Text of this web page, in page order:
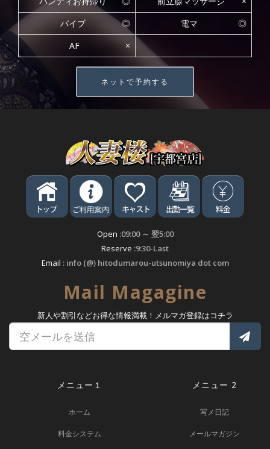
バイブ
◎ 電マ
◎
AF
×
ネットで予約する
Open :09:00 ～ 翌5:00
Reserve :9:30-Last
Email : info (@) hitodumarou-utsunomiya dot com
Mail Magagine
新人や割引などお得な情報満載！メルマガ登録はコチラ
メニュー１
ホーム
料金システム
メニュー 2
写メ日記
メールマガジン